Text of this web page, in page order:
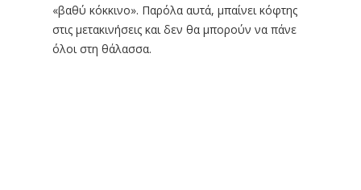
«βαθύ κόκκινο». Παρόλα αυτά, μπαίνει κόφτης
στις μετακινήσεις και δεν θα μπορούν να πάνε
όλοι στη θάλασσα.